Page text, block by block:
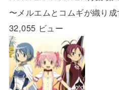
〜メルエムとコムギが織り
32,055 ビュー